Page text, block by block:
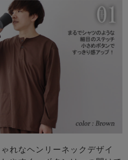
れなヘンリーネックデザイ